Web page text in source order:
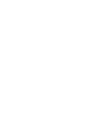
风行风建设见成效
会和学习实践科学发展观
亿元
显成效
导工作
升干部队伍素质